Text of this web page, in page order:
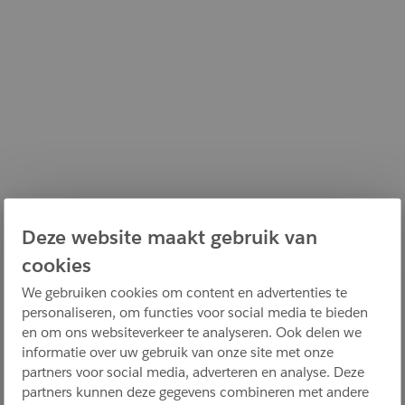
Deze website maakt gebruik van
cookies
We gebruiken cookies om content en advertenties te
personaliseren, om functies voor social media te bieden
en om ons websiteverkeer te analyseren. Ook delen we
informatie over uw gebruik van onze site met onze
partners voor social media, adverteren en analyse. Deze
partners kunnen deze gegevens combineren met andere